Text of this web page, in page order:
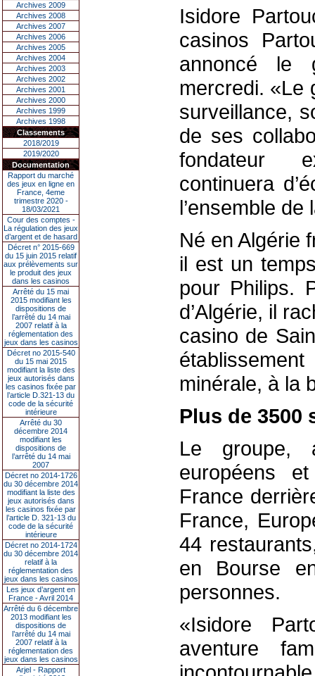
Archives 2009
Archives 2008
Archives 2007
Archives 2006
Archives 2005
Archives 2004
Archives 2003
Archives 2002
Archives 2001
Archives 2000
Archives 1999
Archives 1998
Classements
2018/2019
2019/2020
Documentation
Rapport du marché
des jeux en ligne en
France, 4eme
trimestre 2020 -
18/03/2021
Cour des comptes -
La régulation des jeux
d’argent et de hasard
Décret n° 2015-669
du 15 juin 2015 relatif
aux prélèvements sur
le produit des jeux
dans les casinos
Arrêté du 15 mai
2015 modifiant les
dispositions de
l’arrêté du 14 mai
2007 relatif à la
réglementation des
jeux dans les casinos
Décret no 2015-540
du 15 mai 2015
modifiant la liste des
jeux autorisés dans
les casinos fixée par
l’article D.321-13 du
code de la sécurité
intérieure
Arrêté du 30
décembre 2014
modifiant les
dispositions de
l’arrêté du 14 mai
2007
Décret no 2014-1726
du 30 décembre 2014
modifiant la liste des
jeux autorisés dans
les casinos fixée par
l’article D. 321-13 du
code de la sécurité
intérieure
Décret no 2014-1724
du 30 décembre 2014
relatif à la
réglementation des
jeux dans les casinos
Les jeux d’argent en
France - Avril 2014
Arrêté du 6 décembre
2013 modifiant les
dispositions de
l’arrêté du 14 mai
2007 relatif à la
réglementation des
jeux dans les casinos
Arjel - Rapport
Isidore
casinos
annoncé le
mercredi. «Le
surveillance,
de ses
fondateur
continuera
l’ensemble
Né en Algérie
il est un
pour Philips.
d’Algérie, il
casino de
minérale, à la
Plus de 3500
Le groupe,
européens
France
France,
44
en Bourse
personnes.
«Isidore
aventure